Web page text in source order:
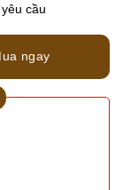
cầu
ngay